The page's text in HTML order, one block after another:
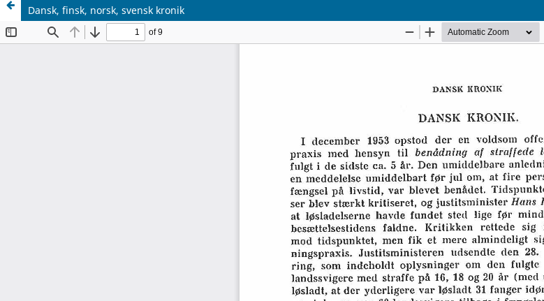
Dansk, finsk, norsk, svensk kronik